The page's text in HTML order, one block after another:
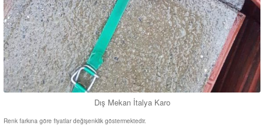
Dış Mekan İtalya Karo
Renk farkına göre fiyatlar değişenklik göstermektedir.